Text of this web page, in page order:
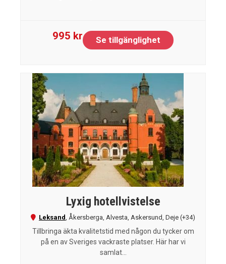
995 kr Se tillgänglighet
Lyxig hotellvistelse
Leksand, Åkersberga, Alvesta, Askersund, Deje (+34)
Tillbringa äkta kvalitetstid med någon du tycker om
på en av Sveriges vackraste platser. Här har vi
samlat...